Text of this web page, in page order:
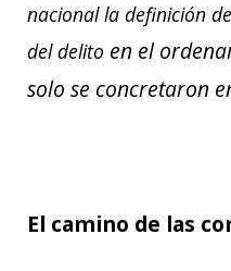
nacional la definición
del delito en el
solo se concretaron
El camino de las